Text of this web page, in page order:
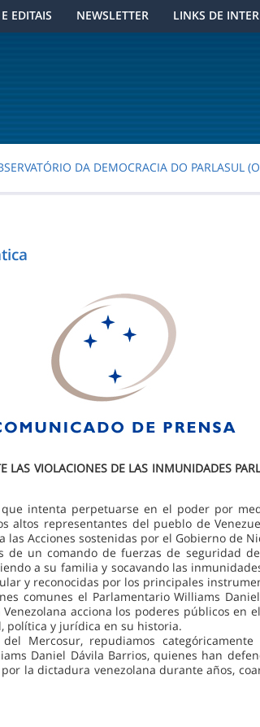
EDITAIS NEWSLETTER LINKS DE
DA DEMOCRACIA DO PARLASUL
VIOLACIONES DE LAS INMUNIDADES
intenta perpetuarse en el poder por
altos representantes del pueblo de
Acciones sostenidas por el Gobierno de
un comando de fuerzas de seguridad
a su familia y socavando las
y reconocidas por los principales
comunes el Parlamentario Williams
acciona los poderes públicos en
política y jurídica en su historia.
Mercosur, repudiamos
Daniel Dávila Barrios, quienes han
la dictadura venezolana durante años,